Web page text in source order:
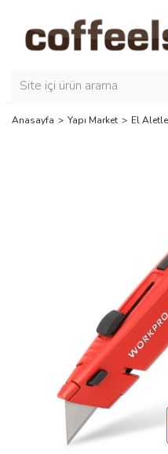
Anasayfa Yapı Market El